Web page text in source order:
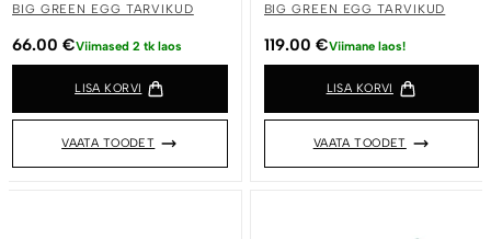
BIG GREEN EGG TARVIKUD
66.00 €Viimased 2 tk laos
LISA KORVI
VAATA TOODET
BIG GREEN EGG TARVIKUD
119.00 €Viimane laos!
LISA KORVI
VAATA TOODET